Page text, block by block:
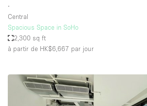
∙
Central
Spacious Space in SoHo
2,300 sq ft
à partir de HK$6,667 par jour